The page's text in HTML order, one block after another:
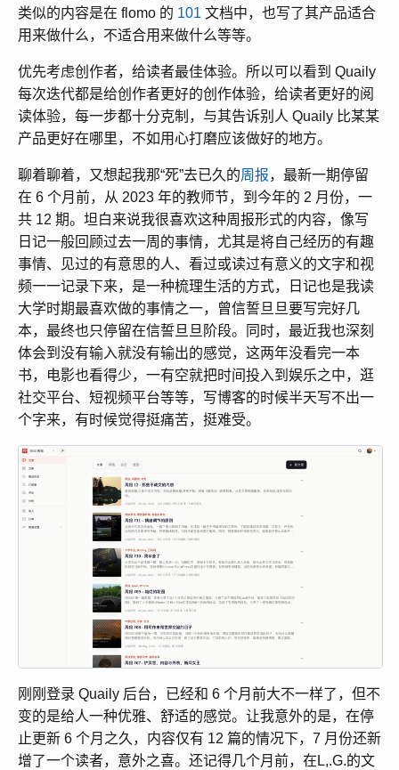
类似的内容是在 flomo 的 101 文档中，也写了其产品适合
用来做什么，不适合用来做什么等等。
优先考虑创作者，给读者最佳体验。所以可以看到 Quaily
每次迭代都是给创作者更好的创作体验，给读者更好的阅
读体验，每一步都十分克制，与其告诉别人 Quaily 比某某
产品更好在哪里，不如用心打磨应该做好的地方。
聊着聊着，又想起我那“死”去已久的周报，最新一期停留
在 6 个月前，从 2023 年的教师节，到今年的 2 月份，一
共 12 期。坦白来说我很喜欢这种周报形式的内容，像写
日记一般回顾过去一周的事情，尤其是将自己经历的有趣
事情、见过的有意思的人、看过或读过有意义的文字和视
频一一记录下来，是一种梳理生活的方式，日记也是我读
大学时期最喜欢做的事情之一，曾信誓旦旦要写完好几
本，最终也只停留在信誓旦旦阶段。同时，最近我也深刻
体会到没有输入就没有输出的感觉，这两年没看完一本
书，电影也看得少，一有空就把时间投入到娱乐之中，逛
社交平台、短视频平台等等，写博客的时候半天写不出一
个字来，有时候觉得挺痛苦，挺难受。
刚刚登录 Quaily 后台，已经和 6 个月前大不一样了，但不
变的是给人一种优雅、舒适的感觉。让我意外的是，在停
止更新 6 个月之久，内容仅有 12 篇的情况下，7 月份还新
增了一个读者，意外之喜。还记得几个月前，在L,.G.的文